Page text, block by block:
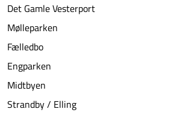
Det Gamle Vesterport
Mølleparken
Fælledbo
Engparken
Midtbyen
Strandby / Elling